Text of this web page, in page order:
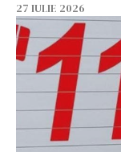
27 IULIE 2026